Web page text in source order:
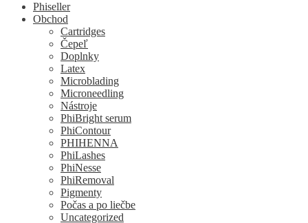
Phiseller
Obchod
Cartridges
Čepeľ
Doplnky
Latex
Microblading
Microneedling
Nástroje
PhiBright serum
PhiContour
PHIHENNA
PhiLashes
PhiNesse
PhiRemoval
Pigmenty
Počas a po liečbe
Uncategorized